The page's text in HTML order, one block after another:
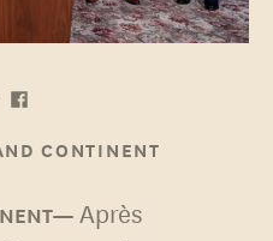
CONTINENT
Après